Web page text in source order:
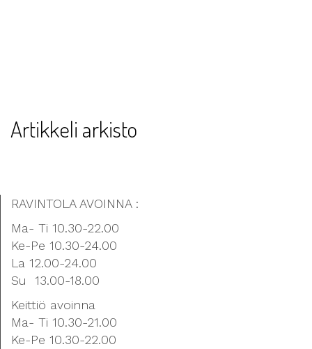
Artikkeli arkisto
RAVINTOLA AVOINNA :
Ma- Ti 10.30-22.00
Ke-Pe 10.30-24.00
La 12.00-24.00
Su 13.00-18.00
Keittiö avoinna
Ma- Ti 10.30-21.00
Ke-Pe 10.30-22.00